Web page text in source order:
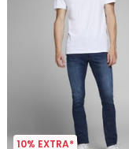
10% EXTRA*